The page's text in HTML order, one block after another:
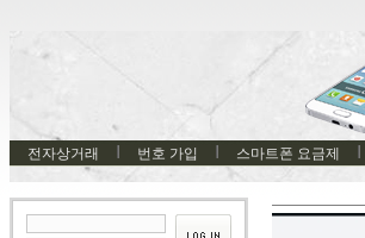
전자상거래 번호 가입 스마트폰 요금제